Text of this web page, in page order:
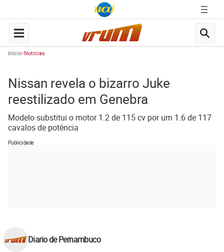
Início Notícias
Nissan revela o bizarro Juke
reestilizado em Genebra
Modelo substitui o motor 1.2 de 115 cv por um 1.6 de 117
cavalos de potência
Publicidade
Diario de Pernambuco